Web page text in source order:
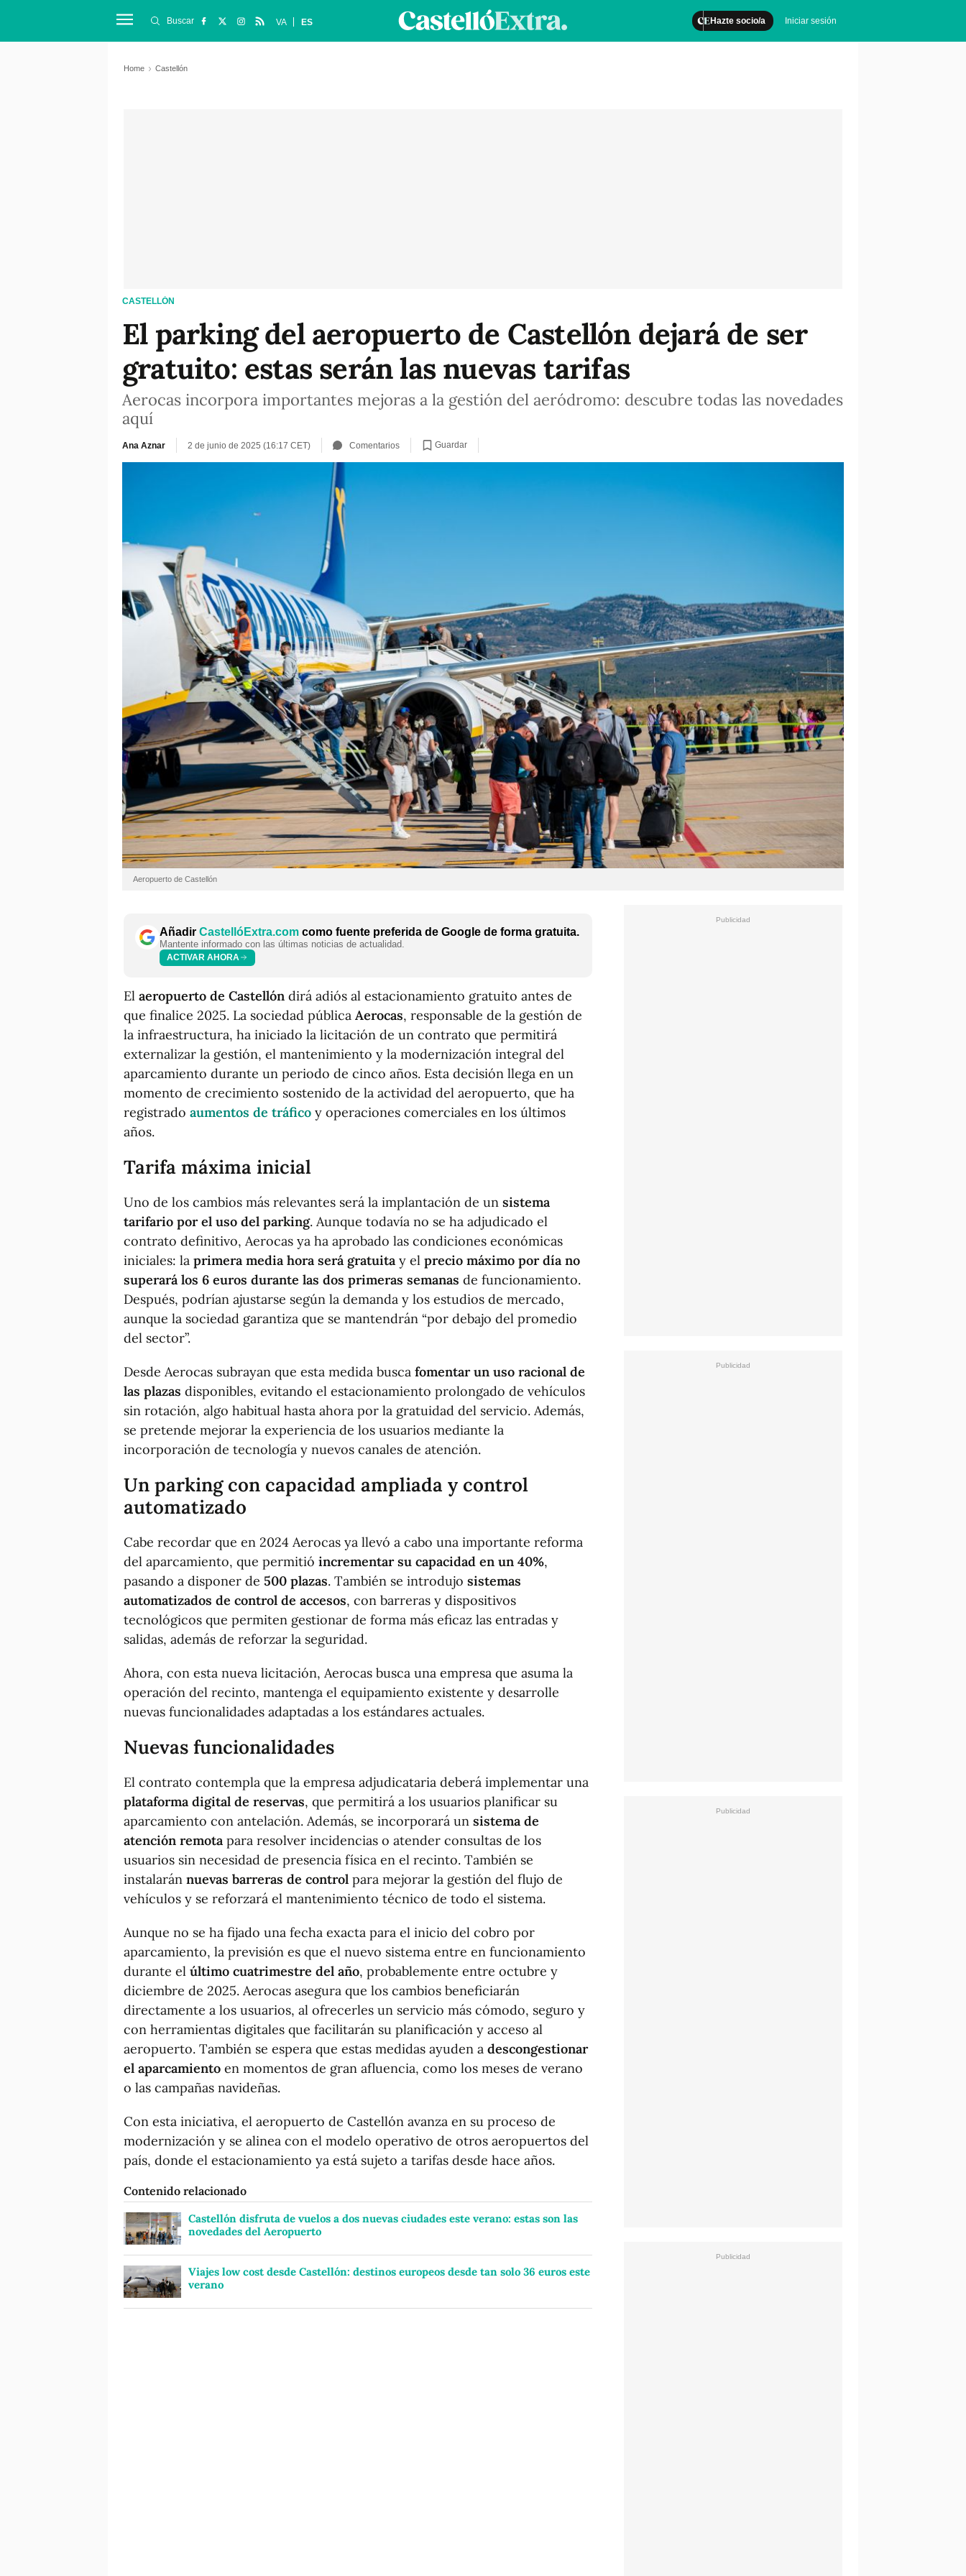
Hazte socio/a Iniciar sesión
Buscar VA ES
Home Castellón
CASTELLÓN
El parking del aeropuerto de Castellón dejará de ser
gratuito: estas serán las nuevas tarifas
Aerocas incorpora importantes mejoras a la gestión del aeródromo: descubre todas las novedades
aquí
Ana Aznar 2 de junio de 2025 (16:17 CET) Comentarios Guardar
Aeropuerto de Castellón
Añadir CastellóExtra.com como fuente preferida de Google de forma gratuita.
Mantente informado con las últimas noticias de actualidad.
ACTIVAR AHORA
El aeropuerto de Castellón dirá adiós al estacionamiento gratuito antes de
que finalice 2025. La sociedad pública Aerocas, responsable de la gestión de
la infraestructura, ha iniciado la licitación de un contrato que permitirá
externalizar la gestión, el mantenimiento y la modernización integral del
aparcamiento durante un periodo de cinco años. Esta decisión llega en un
momento de crecimiento sostenido de la actividad del aeropuerto, que ha
registrado aumentos de tráfico y operaciones comerciales en los últimos
años.
Tarifa máxima inicial
Uno de los cambios más relevantes será la implantación de un sistema
tarifario por el uso del parking. Aunque todavía no se ha adjudicado el
contrato definitivo, Aerocas ya ha aprobado las condiciones económicas
iniciales: la primera media hora será gratuita y el precio máximo por día no
superará los 6 euros durante las dos primeras semanas de funcionamiento.
Después, podrían ajustarse según la demanda y los estudios de mercado,
aunque la sociedad garantiza que se mantendrán “por debajo del promedio
del sector”.
Desde Aerocas subrayan que esta medida busca fomentar un uso racional de
las plazas disponibles, evitando el estacionamiento prolongado de vehículos
sin rotación, algo habitual hasta ahora por la gratuidad del servicio. Además,
se pretende mejorar la experiencia de los usuarios mediante la
incorporación de tecnología y nuevos canales de atención.
Un parking con capacidad ampliada y control
automatizado
Cabe recordar que en 2024 Aerocas ya llevó a cabo una importante reforma
del aparcamiento, que permitió incrementar su capacidad en un 40%,
pasando a disponer de 500 plazas. También se introdujo sistemas
automatizados de control de accesos, con barreras y dispositivos
tecnológicos que permiten gestionar de forma más eficaz las entradas y
salidas, además de reforzar la seguridad.
Ahora, con esta nueva licitación, Aerocas busca una empresa que asuma la
operación del recinto, mantenga el equipamiento existente y desarrolle
nuevas funcionalidades adaptadas a los estándares actuales.
Nuevas funcionalidades
El contrato contempla que la empresa adjudicataria deberá implementar una
plataforma digital de reservas, que permitirá a los usuarios planificar su
aparcamiento con antelación. Además, se incorporará un sistema de
atención remota para resolver incidencias o atender consultas de los
usuarios sin necesidad de presencia física en el recinto. También se
instalarán nuevas barreras de control para mejorar la gestión del flujo de
vehículos y se reforzará el mantenimiento técnico de todo el sistema.
Aunque no se ha fijado una fecha exacta para el inicio del cobro por
aparcamiento, la previsión es que el nuevo sistema entre en funcionamiento
durante el último cuatrimestre del año, probablemente entre octubre y
diciembre de 2025. Aerocas asegura que los cambios beneficiarán
directamente a los usuarios, al ofrecerles un servicio más cómodo, seguro y
con herramientas digitales que facilitarán su planificación y acceso al
aeropuerto. También se espera que estas medidas ayuden a descongestionar
el aparcamiento en momentos de gran afluencia, como los meses de verano
o las campañas navideñas.
Con esta iniciativa, el aeropuerto de Castellón avanza en su proceso de
modernización y se alinea con el modelo operativo de otros aeropuertos del
país, donde el estacionamiento ya está sujeto a tarifas desde hace años.
Contenido relacionado
Castellón disfruta de vuelos a dos nuevas ciudades este verano: estas son las
novedades del Aeropuerto
Viajes low cost desde Castellón: destinos europeos desde tan solo 36 euros este
verano